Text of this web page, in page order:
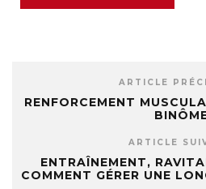
ARTICLE
RENFORCEMENT
ARTICLE
ENTRAÎNEMENT,
COMMENT GÉRER UNE